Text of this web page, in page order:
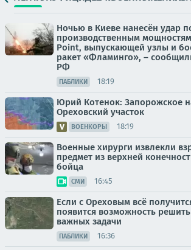
Ночью в Киеве нанесён удар
производственным
Point, выпускающей узлы и
ракет «Фламинго», –
РФ
ПАБЛИКИ 18:19
Юрий Котенок: Запорожское
Ореховский участок
ВОЕНКОРЫ 18:19
Военные хирурги извлекли
предмет из верхней
бойца
СМИ 16:45
Если с Ореховым всё
появится возможность решить
важных задачи
ПАБЛИКИ 16:36